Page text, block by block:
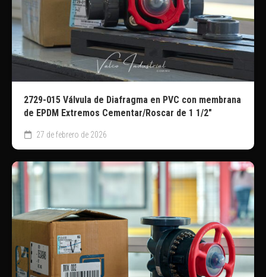
2729-015 Válvula de Diafragma en PVC con membrana
de EPDM Extremos Cementar/Roscar de 1 1/2″
27 de febrero de 2026